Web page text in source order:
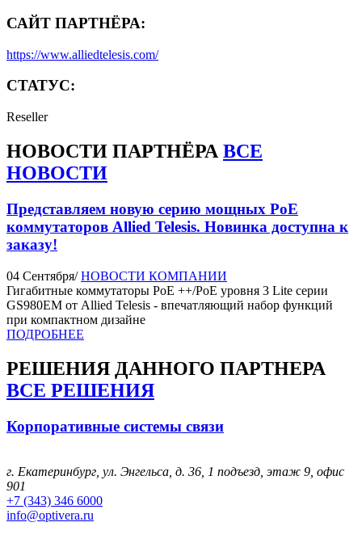
САЙТ ПАРТНЁРА:
https://www.alliedtelesis.com/
СТАТУС:
Reseller
НОВОСТИ ПАРТНЁРА ВСЕ
НОВОСТИ
Представляем новую серию мощных РоЕ
коммутаторов Allied Telesis. Новинка доступна к
заказу!
04 Сентября/ НОВОСТИ КОМПАНИИ
Гигабитные коммутаторы PoE ++/PoE уровня 3 Lite серии
GS980EM от Allied Telesis - впечатляющий набор функций
при компактном дизайне
ПОДРОБНЕЕ
РЕШЕНИЯ ДАННОГО ПАРТНЕРА
ВСЕ РЕШЕНИЯ
Корпоративные системы связи
г. Екатеринбург, ул. Энгельса, д. 36, 1 подъезд, этаж 9, офис
901
+7 (343) 346 6000
info@optivera.ru